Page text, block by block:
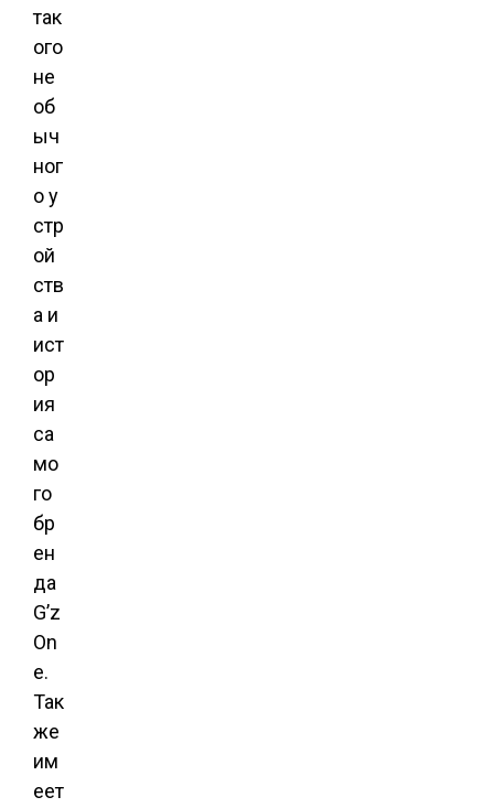
так
ого
не
об
ыч
ног
о у
стр
ой
ств
а и
ист
ор
ия
са
мо
го
бр
ен
да
G’z
On
e.
Так
же
им
еет